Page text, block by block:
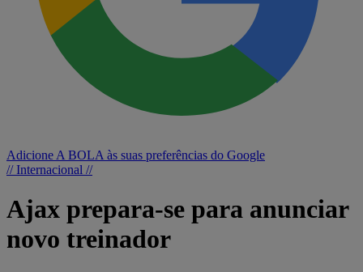
Adicione A BOLA às suas preferências do Google
// Internacional //
Ajax prepara-se para anunciar
novo treinador